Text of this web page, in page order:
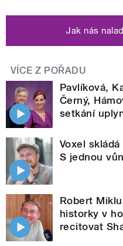
Jak nás
VÍCE Z POŘADU
Pavlíková,
Černý,
setkání
Voxel
S jednou
Robert
historky v
recitovat